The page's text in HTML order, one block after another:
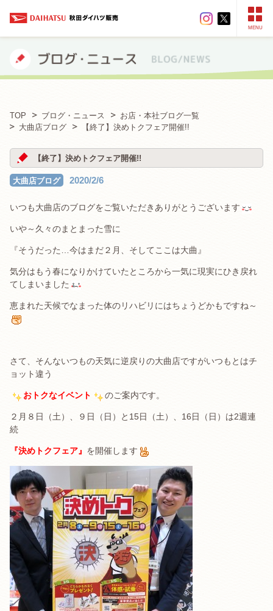
MENU
TOP ブログ・ニュース
お店・本社ブログ一覧
大曲店ブログ
【終了】決めトクフェア開催!!
【終了】決めトクフェア開催!!
大曲店ブログ 2020/2/6
いつも大曲店のブログをご覧いただきありがとうございます
いや～久々のまとまった雪に
『そうだった…今はまだ２月、そしてここは大曲』
気分はもう春になりかけていたところから一気に現実にひき戻れ
てしまいました
恵まれた天候でなまった体のリハビリにはちょうどかもですね～
さて、そんないつもの天気に逆戻りの大曲店ですがいつもとはチ
ョット違う
おトクなイベント のご案内です。
２月８日（土）、９日（日）と15日（土）、16日（日）は2週連
続
『決めトクフェア』 を開催します